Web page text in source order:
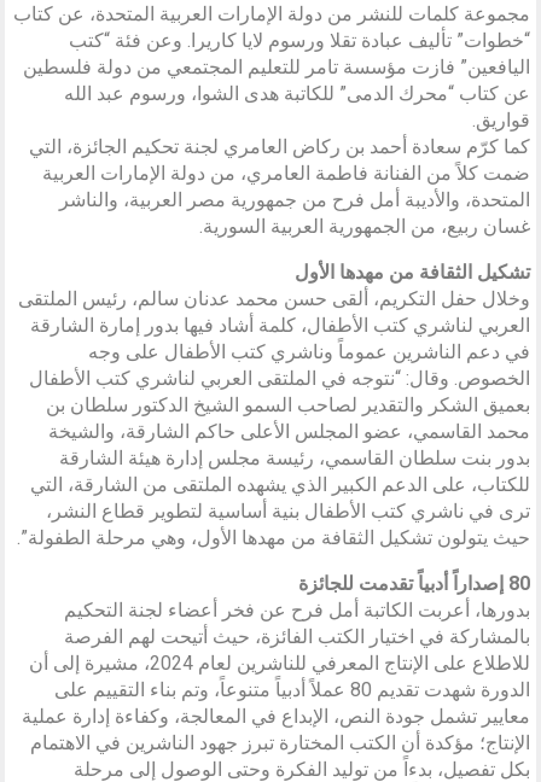
مجموعة كلمات للنشر من دولة الإمارات العربية المتحدة، عن كتاب
“خطوات” تأليف عبادة تقلا ورسوم لايا كاريرا. وعن فئة “كتب
اليافعين” فازت مؤسسة تامر للتعليم المجتمعي من دولة فلسطين
عن كتاب “محرك الدمى” للكاتبة هدى الشوا، ورسوم عبد الله
قواريق.
كما كرّم سعادة أحمد بن ركاض العامري لجنة تحكيم الجائزة، التي
ضمت كلاً من الفنانة فاطمة العامري، من دولة الإمارات العربية
المتحدة، والأديبة أمل فرح من جمهورية مصر العربية، والناشر
غسان ربيع، من الجمهورية العربية السورية.
تشكيل الثقافة من مهدها الأول
وخلال حفل التكريم، ألقى حسن محمد عدنان سالم، رئيس الملتقى
العربي لناشري كتب الأطفال، كلمة أشاد فيها بدور إمارة الشارقة
في دعم الناشرين عموماً وناشري كتب الأطفال على وجه
الخصوص. وقال: “نتوجه في الملتقى العربي لناشري كتب الأطفال
بعميق الشكر والتقدير لصاحب السمو الشيخ الدكتور سلطان بن
محمد القاسمي، عضو المجلس الأعلى حاكم الشارقة، والشيخة
بدور بنت سلطان القاسمي، رئيسة مجلس إدارة هيئة الشارقة
للكتاب، على الدعم الكبير الذي يشهده الملتقى من الشارقة، التي
ترى في ناشري كتب الأطفال بنية أساسية لتطوير قطاع النشر،
حيث يتولون تشكيل الثقافة من مهدها الأول، وهي مرحلة الطفولة”.
80 إصداراً أدبياً تقدمت للجائزة
بدورها، أعربت الكاتبة أمل فرح عن فخر أعضاء لجنة التحكيم
بالمشاركة في اختيار الكتب الفائزة، حيث أتيحت لهم الفرصة
للاطلاع على الإنتاج المعرفي للناشرين لعام 2024، مشيرة إلى أن
الدورة شهدت تقديم 80 عملاً أدبياً متنوعاً، وتم بناء التقييم على
معايير تشمل جودة النص، الإبداع في المعالجة، وكفاءة إدارة عملية
الإنتاج؛ مؤكدة أن الكتب المختارة تبرز جهود الناشرين في الاهتمام
بكل تفصيل، بدءاً من توليد الفكرة وحتى الوصول إلى مرحلة